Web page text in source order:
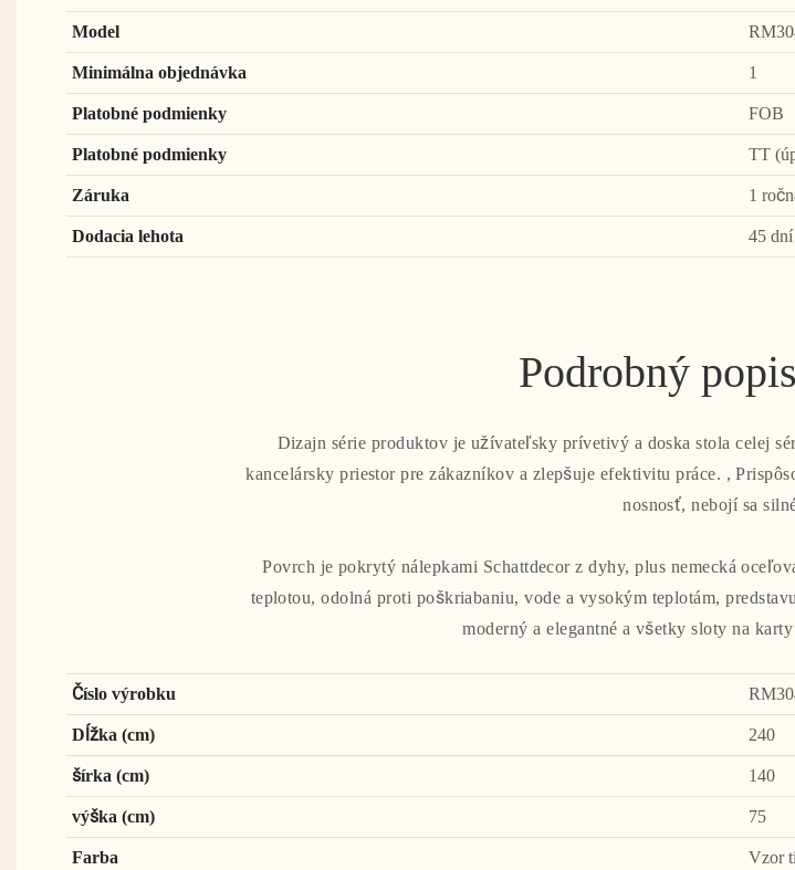
Model
Minimálna objednávka
1
Platobné podmienky
FOB
Platobné podmienky
TT
Záruka
1
Dodacia lehota
45
Podrobný
Dizajn série produktov je užívateľsky prívetivý a doska stola celej
kancelársky priestor pre zákazníkov a zlepšuje efektivitu práce. ,
nosnosť, nebojí sa
Povrch je pokrytý nálepkami Schattdecor z dyhy, plus nemecká
teplotou, odolná proti poškriabaniu, vode a vysokým teplotám,
moderný a elegantné a všetky sloty na
Číslo výrobku
Dĺžka (cm)
240
šírka (cm)
140
výška (cm)
75
Farba
Vzor